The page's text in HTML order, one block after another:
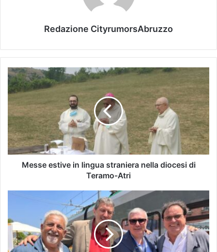
Redazione CityrumorsAbruzzo
Messe estive in lingua straniera nella diocesi di
Teramo-Atri